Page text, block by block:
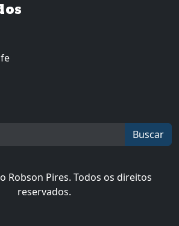
Buscar
Robson Pires. Todos os direitos
reservados.